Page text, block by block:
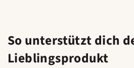
So unterstützt dich
Lieblingsprodukt